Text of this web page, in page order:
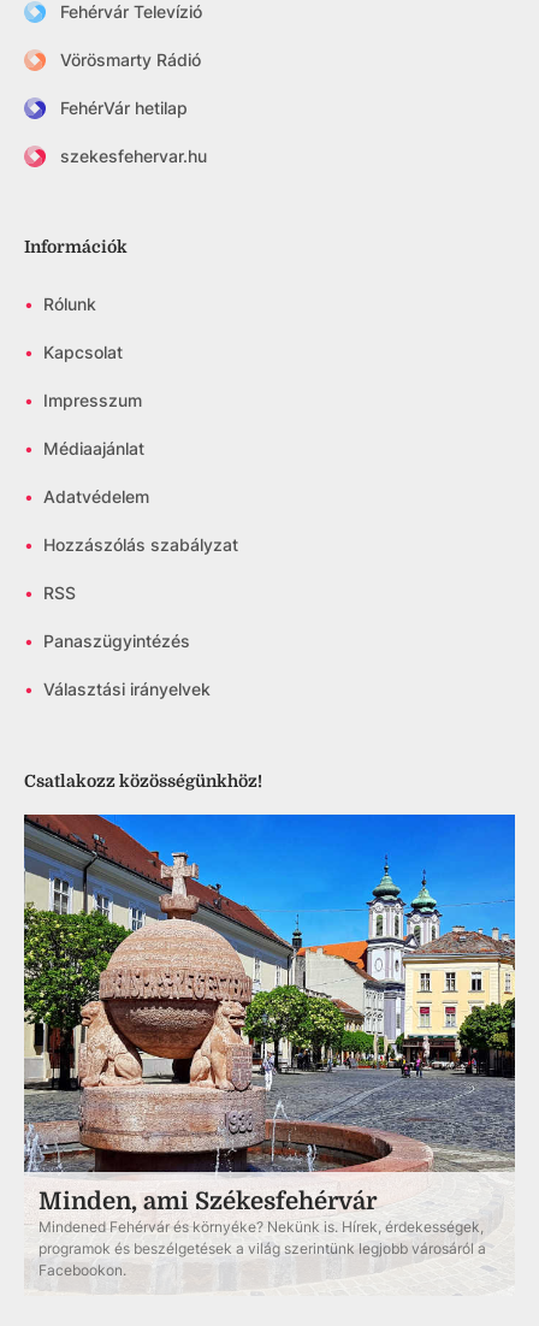
Fehérvár Televízió
Vörösmarty Rádió
FehérVár hetilap
szekesfehervar.hu
Információk
• Rólunk
• Kapcsolat
• Impresszum
• Médiaajánlat
• Adatvédelem
• Hozzászólás szabályzat
• RSS
• Panaszügyintézés
• Választási irányelvek
Csatlakozz közösségünkhöz!
Minden, ami Székesfehérvár
Mindened Fehérvár és környéke? Nekünk is. Hírek, érdekességek,
programok és beszélgetések a világ szerintünk legjobb városáról a
Facebookon.